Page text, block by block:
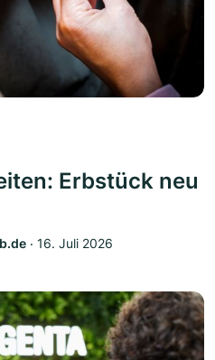
Erbstück neu
‧ 16. Juli 2026